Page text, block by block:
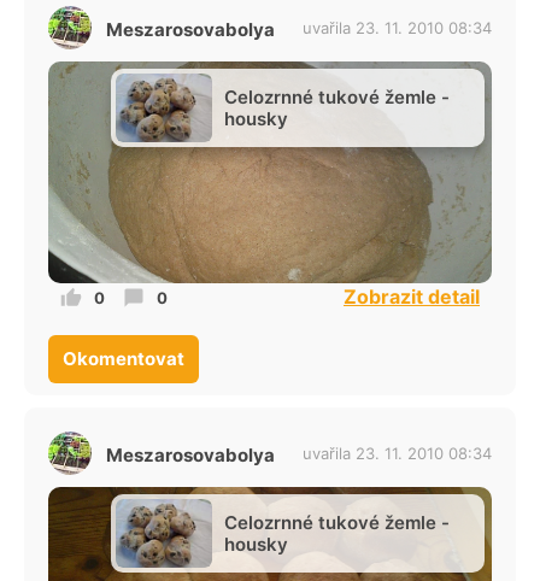
Meszarosovabolya uvařila 23. 11. 2010 08:34
Celozrnné tukové žemle -
housky
0 0 Zobrazit detail
Okomentovat
Meszarosovabolya uvařila 23. 11. 2010 08:34
Celozrnné tukové žemle -
housky